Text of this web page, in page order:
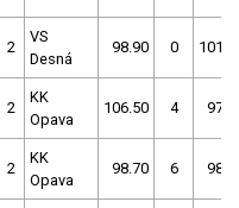
2
VS
Desná
98.90 0
2
KK
Opava
106.50 4
2
KK
Opava
98.70 6